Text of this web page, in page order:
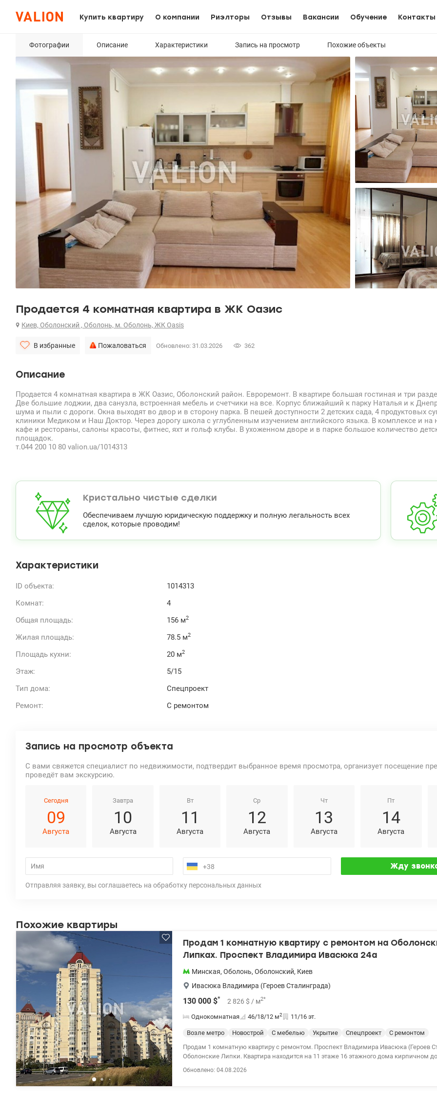
Купить квартиру О компании Риэлторы Отзывы Вакансии Обучение Контакты
Фотографии Описание Характеристики Запись на просмотр Похожие объекты
Продается 4 комнатная квартира в ЖК Оазис
Киев, Оболонский , Оболонь, м. Оболонь, ЖК Oasis
В избранные Пожаловаться Обновлено: 31.03.2026 362
Описание
Продается 4 комнатная квартира в ЖК Оазис, Оболонский район. Евроремонт. В квартире большая гостиная и три
Две большие лоджии, два санузла, встроенная мебель и счетчики на все. Корпус ближайший к парку Наталья и к
шума и пыли с дороги. Окна выходят во двор и в сторону парка. В пешей доступности 2 детских сада, 4 продуктовых
клиники Медиком и Наш Доктор. Через дорогу школа с углубленным изучением английского языка. В комплексе и на
кафе и рестораны, салоны красоты, фитнес, яхт и гольф клубы. В ухоженном дворе и в парке большое количество
площадок.
т.044 200 10 80 valion.ua/1014313
Кристально чистые сделки
Обеспечиваем лучшую юридическую поддержку и полную легальность всех
сделок, которые проводим!
Характеристики
ID объекта:
1014313
Комнат:
4
Общая площадь:
156 м2
Жилая площадь: 78.5 м2
Площадь кухни: 20 м2
Этаж:
5/15
Тип дома:
Спецпроект
Ремонт:
С ремонтом
Запись на просмотр объекта
С вами свяжется специалист по недвижимости, подтвердит выбранное время просмотра, организует посещение
проведёт вам экскурсию.
Сегодня
09
Августа
Завтра
10
Августа
Вт
11
Августа
Ср
12
Августа
Чт
13
Августа
Пт
14
Августа
Отправляя заявку, вы соглашаетесь на обработку персональных данных
Похожие квартиры
Продам 1 комнатную квартиру с ремонтом на
Липках. Проспект Владимира Ивасюка 24а
Минская, Оболонь, Оболонский, Киев
Ивасюка Владимира (Героев Сталинграда)
130 000 $* 2 826 $ / м2*
Однокомнатная 46/18/12 м2 11/16 эт.
Возле метро Новострой С мебелью Укрытие Спецпроект
С ремонтом
Продам 1 комнатную квартиру с ремонтом. Проспект Владимира Ивасюка (Героев
Оболонские Липки. Квартира находится на 11 этаже 16 этажного дома кирпичном
Обновлено: 04.08.2026